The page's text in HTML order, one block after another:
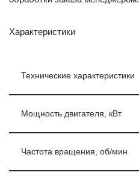
Характеристики
Технические характеристики
Мощность двигателя, кВт
Частота вращения, об/мин